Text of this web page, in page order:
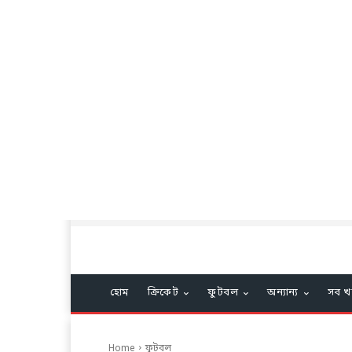
হোম ক্রিকেট ফুটবল অন্যান্য সব
Home ফুটবল